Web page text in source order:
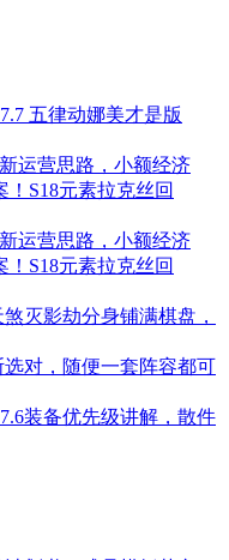
五律动娜美才是版
运营思路，小额经济
S18元素拉克丝回
运营思路，小额经济
S18元素拉克丝回
灭影劫分身铺满棋盘，
对，随便一套阵容都可
装备优先级讲解，散件